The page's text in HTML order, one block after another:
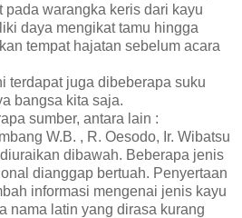
warangka keris dari kayu
daya mengikat tamu hingga
tempat hajatan sebelum acara
terdapat juga dibeberapa suku
bangsa kita saja.
sumber, antara lain :
W.B. , R. Oesodo, Ir. Wibatsu
dibawah. Beberapa jenis
dianggap bertuah. Penyertaan
informasi mengenai jenis kayu
nama latin yang dirasa kurang